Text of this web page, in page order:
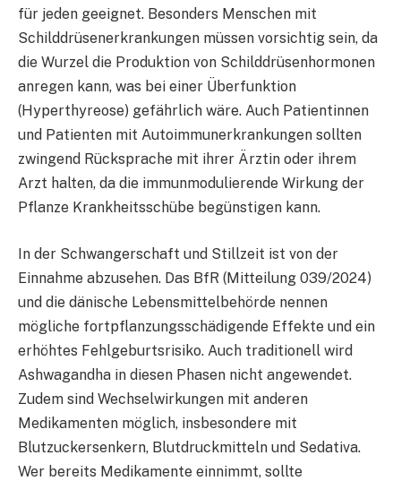
für jeden geeignet. Besonders Menschen mit
Schilddrüsenerkrankungen müssen vorsichtig sein, da
die Wurzel die Produktion von Schilddrüsenhormonen
anregen kann, was bei einer Überfunktion
(Hyperthyreose) gefährlich wäre. Auch Patientinnen
und Patienten mit Autoimmunerkrankungen sollten
zwingend Rücksprache mit ihrer Ärztin oder ihrem
Arzt halten, da die immunmodulierende Wirkung der
Pflanze Krankheitsschübe begünstigen kann.
In der Schwangerschaft und Stillzeit ist von der
Einnahme abzusehen. Das BfR (Mitteilung 039/2024)
und die dänische Lebensmittelbehörde nennen
mögliche fortpflanzungsschädigende Effekte und ein
erhöhtes Fehlgeburtsrisiko. Auch traditionell wird
Ashwagandha in diesen Phasen nicht angewendet.
Zudem sind Wechselwirkungen mit anderen
Medikamenten möglich, insbesondere mit
Blutzuckersenkern, Blutdruckmitteln und Sedativa.
Wer bereits Medikamente einnimmt, sollte